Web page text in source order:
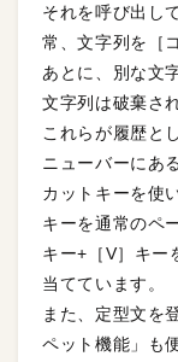
それを呼び出し
常、文字列を［
あとに、別な文
文字列は破棄さ
これらが履歴と
ニューバーにあ
カットキーを使
キーを通常のペ
キー+［V］キー
当てています。
また、定型文を
ペット機能」も